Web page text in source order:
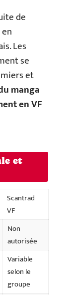
de
Les
se
et
manga
en VF
et
Scantrad
VF
Non
autorisée
Variable
selon le
groupe